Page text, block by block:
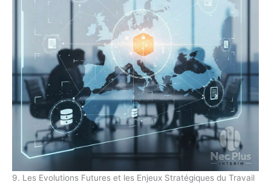
9. Les Evolutions Futures et les Enjeux Stratégiques du Travail